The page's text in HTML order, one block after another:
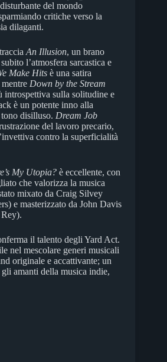
del mondo
critiche verso la
dilaganti.
An Illusion, un brano
l’atmosfera sarcastica e
Make Hits è una satira
Down by the Stream
introspettiva sulla solitudine e
è un potente inno alla
disilluso. Dream Job
del lavoro precario,
contro la superficialità
My Utopia? è eccellente, con
che valorizza la musica
mixato da Craig Silvey
e masterizzato da John Davis
il talento degli Yard Act.
nel mescolare generi musicali
originale e accattivante; un
amanti della musica indie,